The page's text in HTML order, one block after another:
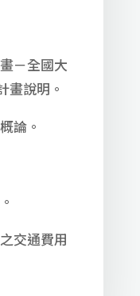
－全國大
畫說明。
論。
交通費用